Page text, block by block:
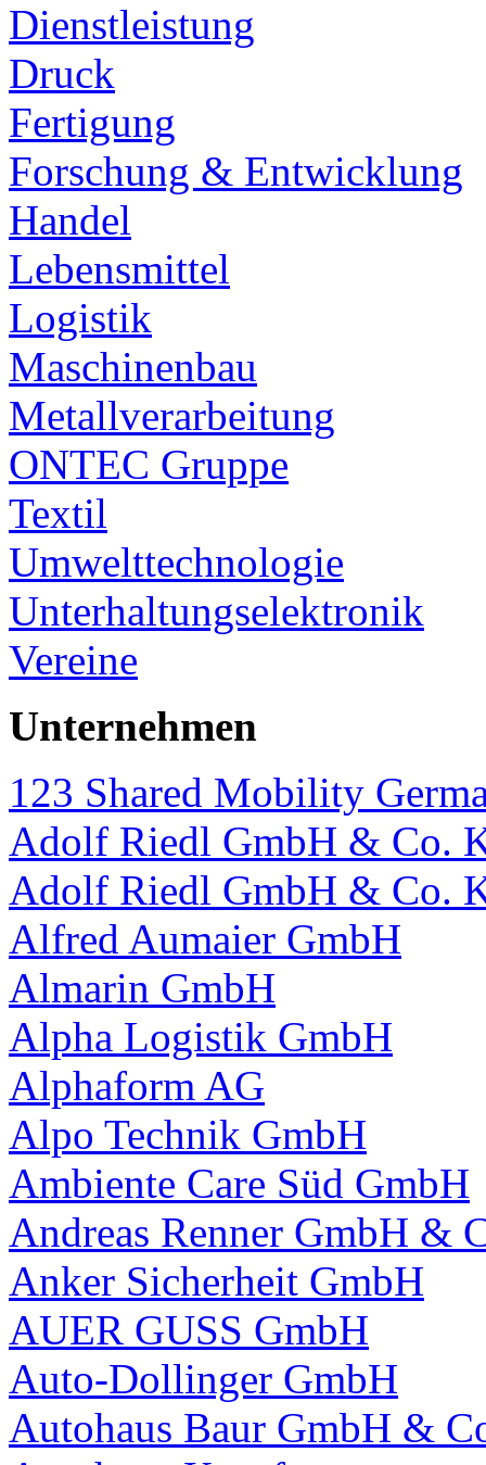
Dienstleistung
Druck
Fertigung
Forschung & Entwicklung
Handel
Lebensmittel
Logistik
Maschinenbau
Metallverarbeitung
ONTEC Gruppe
Textil
Umwelttechnologie
Unterhaltungselektronik
Vereine
Unternehmen
123 Shared Mobility
Adolf Riedl GmbH & Co.
Adolf Riedl GmbH & Co.
Alfred Aumaier GmbH
Almarin GmbH
Alpha Logistik GmbH
Alphaform AG
Alpo Technik GmbH
Ambiente Care Süd GmbH
Andreas Renner GmbH &
Anker Sicherheit GmbH
AUER GUSS GmbH
Auto-Dollinger GmbH
Autohaus Baur GmbH &